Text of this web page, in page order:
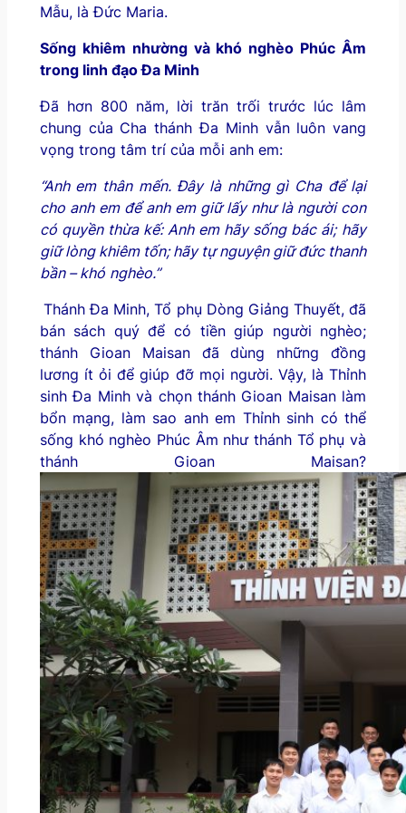
Mẫu, là Đức Maria.
Sống khiêm nhường và khó nghèo Phúc Âm
trong linh đạo Đa Minh
Đã hơn 800 năm, lời trăn trối trước lúc lâm
chung của Cha thánh Đa Minh vẫn luôn vang
vọng trong tâm trí của mỗi anh em:
“Anh em thân mến. Đây là những gì Cha để lại
cho anh em để anh em giữ lấy như là người con
có quyền thừa kế: Anh em hãy sống bác ái; hãy
giữ lòng khiêm tốn; hãy tự nguyện giữ đức thanh
bần – khó nghèo.”
Thánh Đa Minh, Tổ phụ Dòng Giảng Thuyết, đã
bán sách quý để có tiền giúp người nghèo;
thánh Gioan Maisan đã dùng những đồng
lương ít ỏi để giúp đỡ mọi người. Vậy, là Thỉnh
sinh Đa Minh và chọn thánh Gioan Maisan làm
bổn mạng, làm sao anh em Thỉnh sinh có thể
sống khó nghèo Phúc Âm như thánh Tổ phụ và
thánh Gioan Maisan?